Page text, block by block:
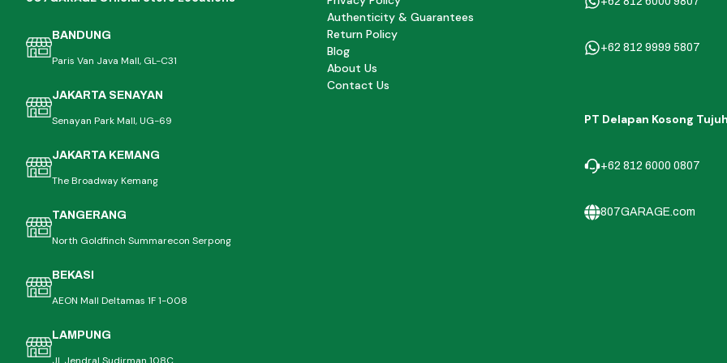
BANDUNG
Paris Van Java Mall, GL-C31
JAKARTA SENAYAN
Senayan Park Mall, UG-69
JAKARTA KEMANG
The Broadway Kemang
TANGERANG
North Goldfinch Summarecon Serpong
BEKASI
AEON Mall Deltamas 1F 1-008
LAMPUNG
Authenticity & Guarantees
Return Policy
Blog
About Us
Contact Us
+62 812 9999 5807
PT Delapan Kosong
+62 812 6000 0807
807GARAGE.com